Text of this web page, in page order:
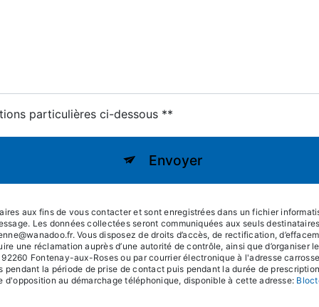
particulières ci-dessous **
Envoyer
aux fins de vous contacter et sont enregistrées dans un fichier
Les données collectées seront communiquées aux seuls
Vous disposez de droits d’accès, de rectification,
une réclamation auprès d’une autorité de contrôle, ainsi que
Fontenay-aux-Roses ou par courrier électronique à l'adresse
la période de prise de contact puis pendant la durée de
au démarchage téléphonique, disponible à cette adresse: